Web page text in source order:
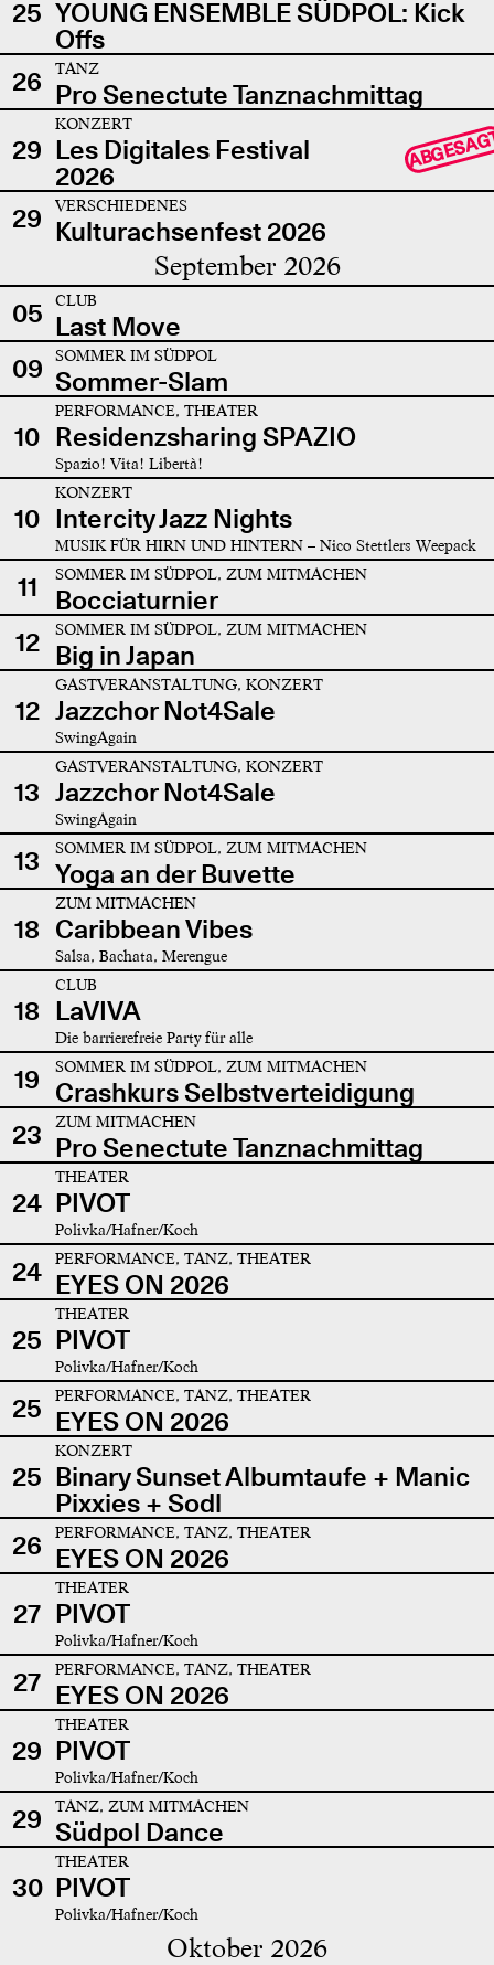
25 YOUNG ENSEMBLE SÜDPOL: Kick
Offs
26
TANZ
Pro Senectute Tanznachmittag
29
KONZERT
Les Digitales Festival
2026
29 VERSCHIEDENES
Kulturachsenfest 2026
September 2026
05 CLUB
Last Move
09
SOMMER IM SÜDPOL
Sommer-Slam
10
PERFORMANCE, THEATER
Residenzsharing SPAZIO
Spazio! Vita! Libertà!
10
KONZERT
Intercity Jazz Nights
MUSIK FÜR HIRN UND HINTERN – Nico Stettlers Weepack
11 SOMMER IM SÜDPOL, ZUM MITMACHEN
Bocciaturnier
12
SOMMER IM SÜDPOL, ZUM MITMACHEN
Big in Japan
12
GASTVERANSTALTUNG, KONZERT
Jazzchor Not4Sale
SwingAgain
13
GASTVERANSTALTUNG, KONZERT
Jazzchor Not4Sale
SwingAgain
13 SOMMER IM SÜDPOL, ZUM MITMACHEN
Yoga an der Buvette
18
ZUM MITMACHEN
Caribbean Vibes
Salsa, Bachata, Merengue
18
CLUB
LaVIVA
Die barrierefreie Party für alle
19 SOMMER IM SÜDPOL, ZUM MITMACHEN
Crashkurs Selbstverteidigung
23
ZUM MITMACHEN
Pro Senectute Tanznachmittag
24
THEATER
PIVOT
Polivka/Hafner/Koch
24 PERFORMANCE, TANZ, THEATER
EYES ON 2026
25
THEATER
PIVOT
Polivka/Hafner/Koch
25 PERFORMANCE, TANZ, THEATER
EYES ON 2026
25
KONZERT
Binary Sunset Albumtaufe + Manic
Pixxies + Sodl
26
PERFORMANCE, TANZ, THEATER
EYES ON 2026
27
THEATER
PIVOT
Polivka/Hafner/Koch
27 PERFORMANCE, TANZ, THEATER
EYES ON 2026
29
THEATER
PIVOT
Polivka/Hafner/Koch
29 TANZ, ZUM MITMACHEN
Südpol Dance
30
THEATER
PIVOT
Polivka/Hafner/Koch
Oktober 2026